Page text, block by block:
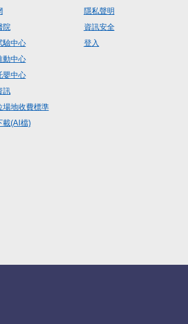
院
驗中心
動中心
嬰中心
訊
場地收費標準
載(AI檔)
隱私聲明
資訊安全
登入